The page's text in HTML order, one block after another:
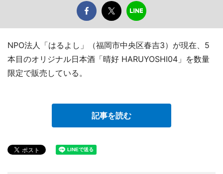
NPO法人「はるよし」（福岡市中央区春吉3）が現在、5
本目のオリジナル日本酒「晴好 HARUYOSHI04」を数量
限定で販売している。
記事を読む